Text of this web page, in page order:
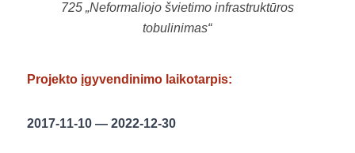
Projekto įgyvendinimo laikotarpis:
2017-11-10 — 2022-12-30
725 „Neformaliojo švietimo infrastruktūros
tobulinimas“